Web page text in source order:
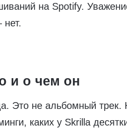
на Spotify.
и о чем он
Это не альбомный трек.
каких у Skrilla